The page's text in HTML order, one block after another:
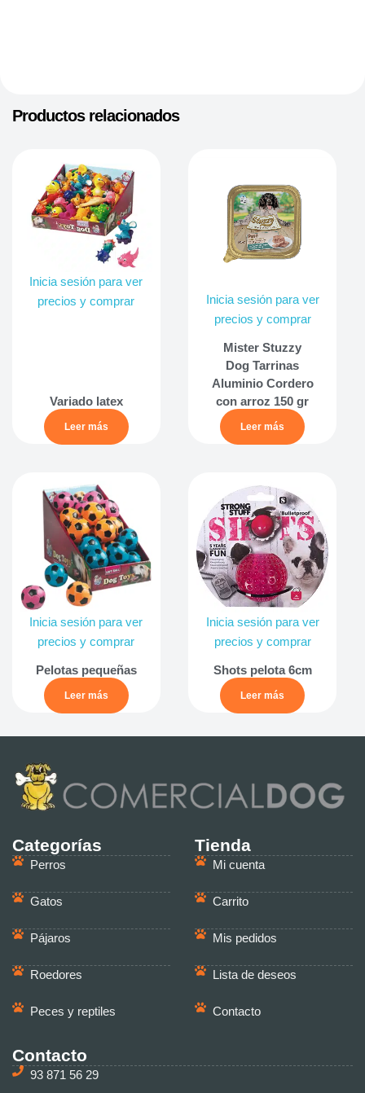
Productos relacionados
Inicia sesión para ver
precios y comprar
Variado latex
Leer más
Inicia sesión para ver
precios y comprar
Mister Stuzzy
Dog Tarrinas
Aluminio Cordero
con arroz 150 gr
Leer más
Inicia sesión para ver
precios y comprar
Pelotas pequeñas
Leer más
Inicia sesión para ver
precios y comprar
Shots pelota 6cm
Leer más
Categorías
Perros
Gatos
Pájaros
Roedores
Peces y reptiles
Tienda
Mi cuenta
Carrito
Mis pedidos
Lista de deseos
Contacto
Contacto
93 871 56 29